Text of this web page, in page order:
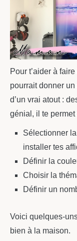
Pour t’aider à
pourrait donner
d’un vrai atout :
génial, il te permet
Sélectionner
installer tes
Définir la
Choisir la
Définir un
Voici quelques-
bien à la maison.